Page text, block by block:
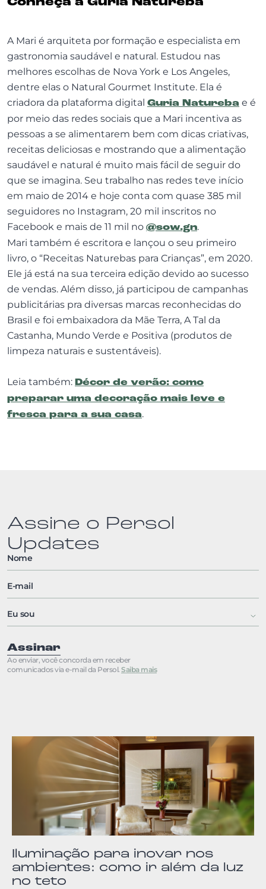
A Mari é arquiteta por formação e especialista em
gastronomia saudável e natural. Estudou nas
melhores escolhas de Nova York e Los Angeles,
dentre elas o Natural Gourmet Institute. Ela é
criadora da plataforma digital Guria Natureba e é
por meio das redes sociais que a Mari incentiva as
pessoas a se alimentarem bem com dicas criativas,
receitas deliciosas e mostrando que a alimentação
saudável e natural é muito mais fácil de seguir do
que se imagina. Seu trabalho nas redes teve início
em maio de 2014 e hoje conta com quase 385 mil
seguidores no Instagram, 20 mil inscritos no
Facebook e mais de 11 mil no @sow.gn.
Mari também é escritora e lançou o seu primeiro
livro, o “Receitas Naturebas para Crianças”, em 2020.
Ele já está na sua terceira edição devido ao sucesso
de vendas. Além disso, já participou de campanhas
publicitárias pra diversas marcas reconhecidas do
Brasil e foi embaixadora da Mãe Terra, A Tal da
Castanha, Mundo Verde e Positiva (produtos de
limpeza naturais e sustentáveis).
Leia também: Décor de verão: como
preparar uma decoração mais leve e
fresca para a sua casa.
Assine o Persol
Updates
Assinar
Ao enviar, você concorda em receber
comunicados via e-mail da Persol. Saiba mais
Iluminação para inovar nos
ambientes: como ir além da luz
no teto